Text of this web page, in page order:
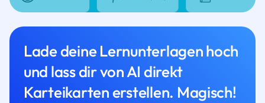
Lade deine Lernunterlagen hoch
und lass dir von AI direkt
Karteikarten erstellen. Magisch!